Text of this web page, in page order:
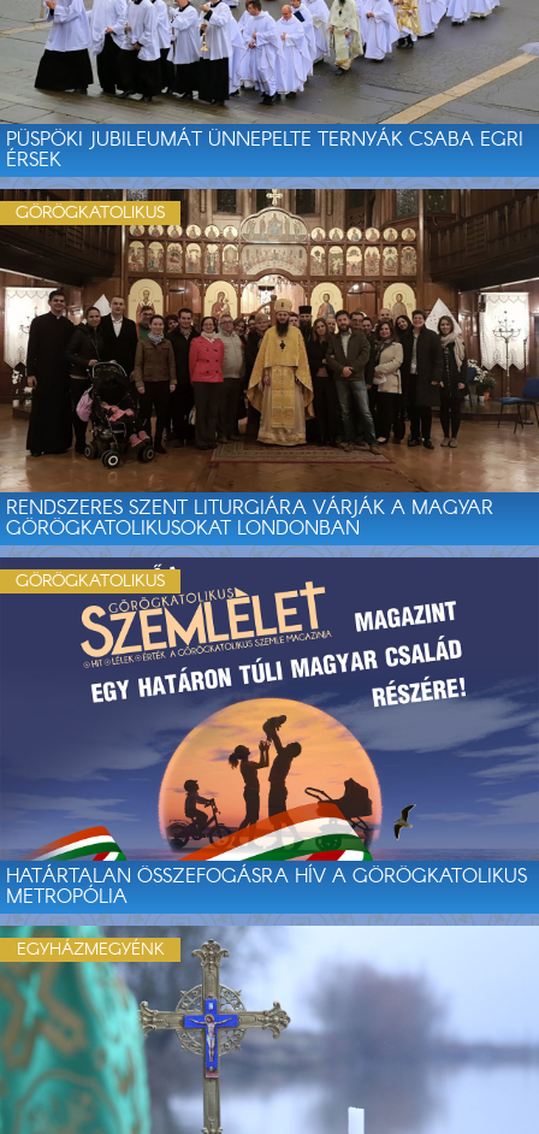
PÜSPÖKI JUBILEUMÁT ÜNNEPELTE TERNYÁK CSABA EGRI
ÉRSEK
RENDSZERES SZENT LITURGIÁRA VÁRJÁK A MAGYAR
GÖRÖGKATOLIKUSOKAT LONDONBAN
GÖRÖGKATOLIKUS
HATÁRTALAN ÖSSZEFOGÁSRA HÍV A GÖRÖGKATOLIKUS
METROPÓLIA
GÖRÖGKATOLIKUS
EGYHÁZMEGYÉNK